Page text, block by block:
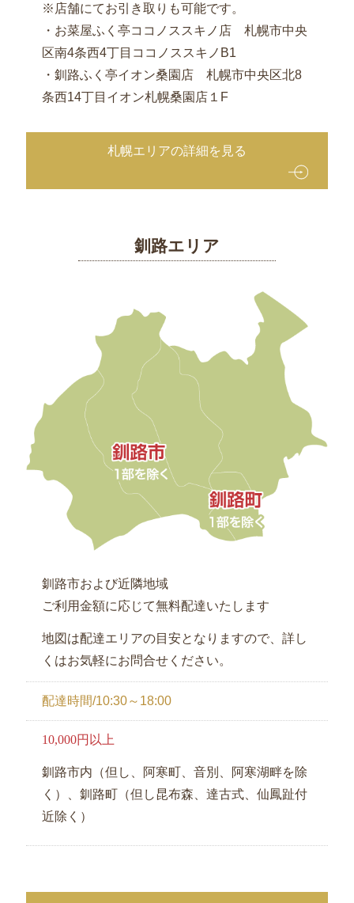
※店舗にてお引き取りも可能です。
・お菜屋ふく亭ココノススキノ店 札幌市中央
区南4条西4丁目ココノススキノB1
・釧路ふく亭イオン桑園店 札幌市中央区北8
条西14丁目イオン札幌桑園店１F
札幌エリアの詳細を見る
釧路エリア
釧路市および近隣地域
ご利用金額に応じて無料配達いたします
地図は配達エリアの目安となりますので、詳し
くはお気軽にお問合せください。
配達時間/10:30～18:00
10,000円以上
釧路市内（但し、阿寒町、音別、阿寒湖畔を除
く）、釧路町（但し昆布森、達古式、仙鳳趾付
近除く）